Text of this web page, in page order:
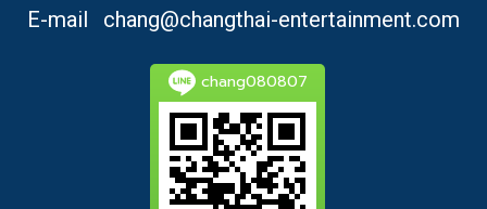
E-mail
chang@changthai-entertainment.com
chang080807